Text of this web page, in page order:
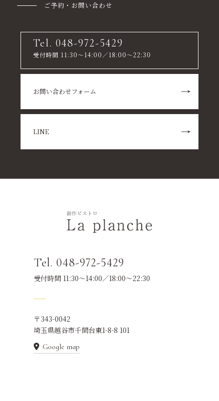
ご予約・お問い合わせ
Tel. 048-972-5429
受付時間 11:30～14:00／18:00～22:30
お問い合わせフォーム
LINE
Tel. 048-972-5429
受付時間 11:30～14:00／18:00～22:30
〒343-0042
埼玉県越谷市千間台東1-8-8 101
Google map